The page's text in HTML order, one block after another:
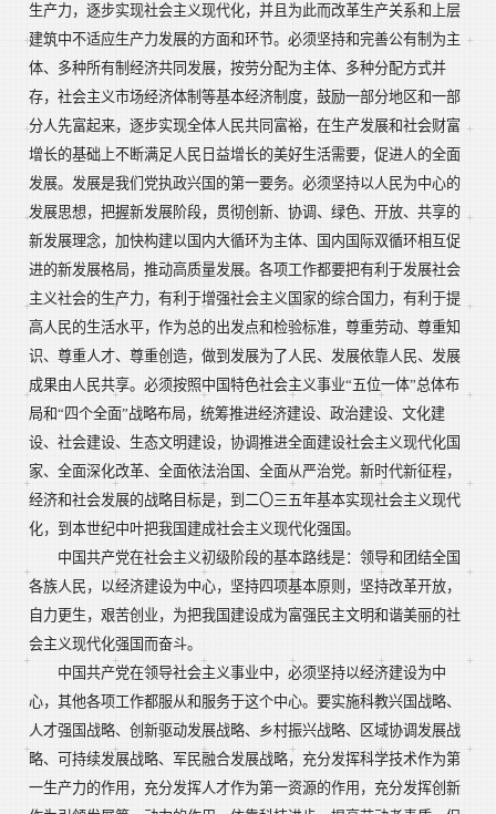
生产力，逐步实现社会主义现代化，并且为此而改革生产关系和上层
建筑中不适应生产力发展的方面和环节。必须坚持和完善公有制为主
体、多种所有制经济共同发展，按劳分配为主体、多种分配方式并
存，社会主义市场经济体制等基本经济制度，鼓励一部分地区和一部
分人先富起来，逐步实现全体人民共同富裕，在生产发展和社会财富
增长的基础上不断满足人民日益增长的美好生活需要，促进人的全面
发展。发展是我们党执政兴国的第一要务。必须坚持以人民为中心的
发展思想，把握新发展阶段，贯彻创新、协调、绿色、开放、共享的
新发展理念，加快构建以国内大循环为主体、国内国际双循环相互促
进的新发展格局，推动高质量发展。各项工作都要把有利于发展社会
主义社会的生产力，有利于增强社会主义国家的综合国力，有利于提
高人民的生活水平，作为总的出发点和检验标准，尊重劳动、尊重知
识、尊重人才、尊重创造，做到发展为了人民、发展依靠人民、发展
成果由人民共享。必须按照中国特色社会主义事业“五位一体”总体布
局和“四个全面”战略布局，统筹推进经济建设、政治建设、文化建
设、社会建设、生态文明建设，协调推进全面建设社会主义现代化国
家、全面深化改革、全面依法治国、全面从严治党。新时代新征程，
经济和社会发展的战略目标是，到二〇三五年基本实现社会主义现代
化，到本世纪中叶把我国建成社会主义现代化强国。
中国共产党在社会主义初级阶段的基本路线是：领导和团结全国
各族人民，以经济建设为中心，坚持四项基本原则，坚持改革开放，
自力更生，艰苦创业，为把我国建设成为富强民主文明和谐美丽的社
会主义现代化强国而奋斗。
中国共产党在领导社会主义事业中，必须坚持以经济建设为中
心，其他各项工作都服从和服务于这个中心。要实施科教兴国战略、
人才强国战略、创新驱动发展战略、乡村振兴战略、区域协调发展战
略、可持续发展战略、军民融合发展战略，充分发挥科学技术作为第
一生产力的作用，充分发挥人才作为第一资源的作用，充分发挥创新